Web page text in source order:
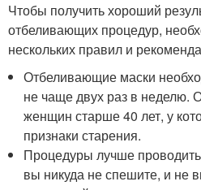
Чтобы получить хороший
отбеливающих процедур,
нескольких правил и
Отбеливающие маски
не чаще двух раз в неделю.
женщин старше 40 лет, у
признаки старения.
Процедуры лучше
вы никуда не спешите, и не